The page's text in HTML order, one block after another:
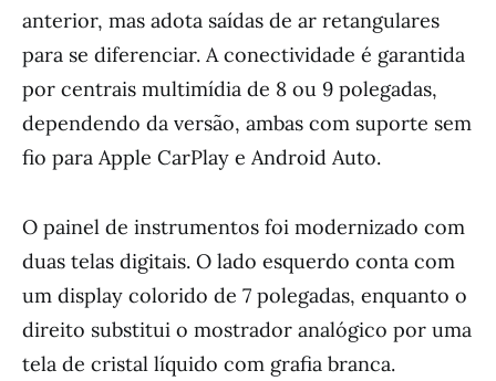
anterior, mas adota saídas de ar retangulares
para se diferenciar. A conectividade é garantida
por centrais multimídia de 8 ou 9 polegadas,
dependendo da versão, ambas com suporte sem
fio para Apple CarPlay e Android Auto.
O painel de instrumentos foi modernizado com
duas telas digitais. O lado esquerdo conta com
um display colorido de 7 polegadas, enquanto o
direito substitui o mostrador analógico por uma
tela de cristal líquido com grafia branca.